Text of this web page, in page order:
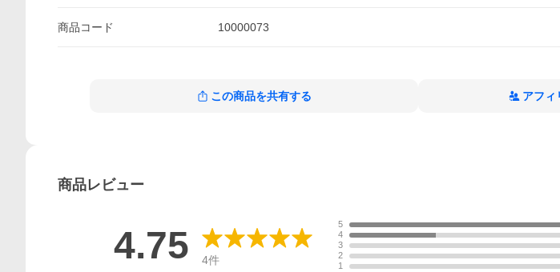
商品コード 10000073
この商品を共有する アフィ
商品レビュー
4.75 4件
5
4
3
2
1